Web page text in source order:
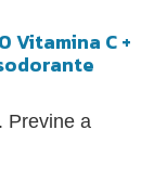
Vitamina C +
Previne a